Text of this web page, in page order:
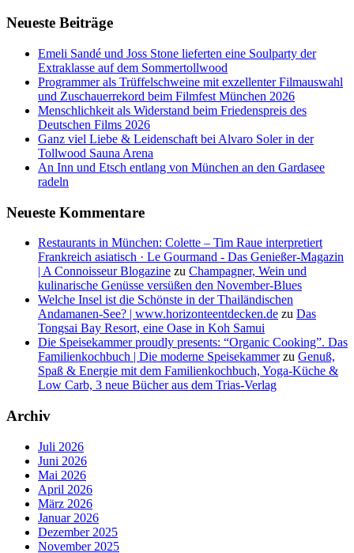
Neueste Beiträge
Emeli Sandé und Joss Stone lieferten eine Soulparty der
Extraklasse auf dem Sommertollwood
Programmer als Trüffelschweine mit exzellenter Filmauswahl
und Zuschauerrekord beim Filmfest München 2026
Menschlichkeit als Widerstand beim Friedenspreis des
Deutschen Films 2026
Ganz viel Liebe & Leidenschaft bei Alvaro Soler in der
Tollwood Sauna Arena
An Inn und Etsch entlang von München an den Gardasee
radeln
Neueste Kommentare
Restaurants in München: Colette – Tim Raue interpretiert
Frankreich asiatisch · Le Gourmand - Das Genießer-Magazin
| A Connoisseur Blogazine zu Champagner, Wein und
kulinarische Genüsse versüßen den November-Blues
Welche Insel ist die Schönste in der Thailändischen
Andamanen-See? | www.horizonteentdecken.de zu Das
Tongsai Bay Resort, eine Oase in Koh Samui
Die Speisekammer proudly presents: “Organic Cooking”. Das
Familienkochbuch | Die moderne Speisekammerzu Genuß,
Spaß & Energie mit dem Familienkochbuch, Yoga-Küche &
Low Carb, 3 neue Bücher aus dem Trias-Verlag
Archiv
Juli 2026
Juni 2026
Mai 2026
April 2026
März 2026
Januar 2026
Dezember 2025
November 2025